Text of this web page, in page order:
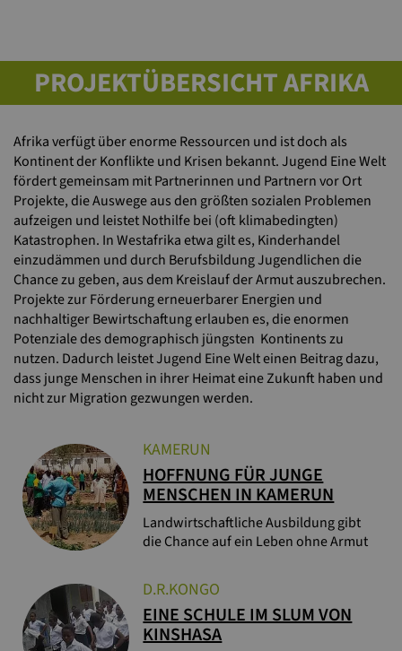
PROJEKTÜBERSICHT AFRIKA
Afrika verfügt über enorme Ressourcen und ist doch als
Kontinent der Konflikte und Krisen bekannt. Jugend Eine Welt
fördert gemeinsam mit Partnerinnen und Partnern vor Ort
Projekte, die Auswege aus den größten sozialen Problemen
aufzeigen und leistet Nothilfe bei (oft klimabedingten)
Katastrophen. In Westafrika etwa gilt es, Kinderhandel
einzudämmen und durch Berufsbildung Jugendlichen die
Chance zu geben, aus dem Kreislauf der Armut auszubrechen.
Projekte zur Förderung erneuerbarer Energien und
nachhaltiger Bewirtschaftung erlauben es, die enormen
Potenziale des demographisch jüngsten Kontinents zu
nutzen. Dadurch leistet Jugend Eine Welt einen Beitrag dazu,
dass junge Menschen in ihrer Heimat eine Zukunft haben und
nicht zur Migration gezwungen werden.
KAMERUN
HOFFNUNG FÜR JUNGE
MENSCHEN IN KAMERUN
Landwirtschaftliche Ausbildung gibt
die Chance auf ein Leben ohne Armut
D.R.KONGO
EINE SCHULE IM SLUM VON
KINSHASA